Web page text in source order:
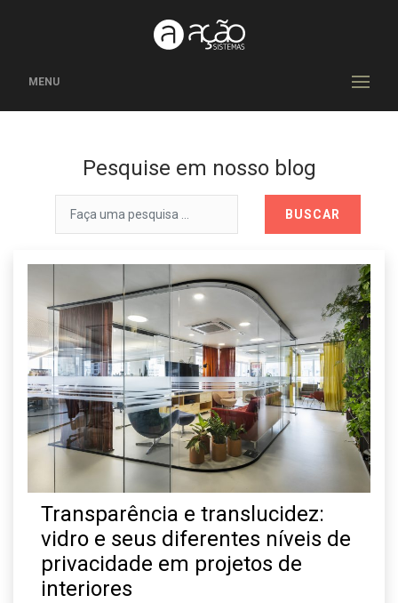
MENU
Pesquise em nosso blog
BUSCAR
Transparência e translucidez:
vidro e seus diferentes níveis de
privacidade em projetos de
interiores